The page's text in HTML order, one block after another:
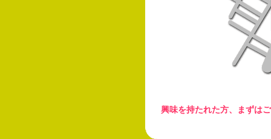
興味を持たれた方、まずは